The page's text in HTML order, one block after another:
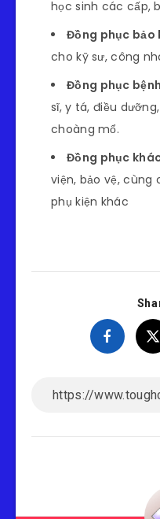
học sinh các cấp,
Đồng phục bảo
cho kỹ sư, công
Đồng phục
sĩ, y tá, điều
choàng mổ.
Đồng phục
viện, bảo vệ,
phụ kiện khác